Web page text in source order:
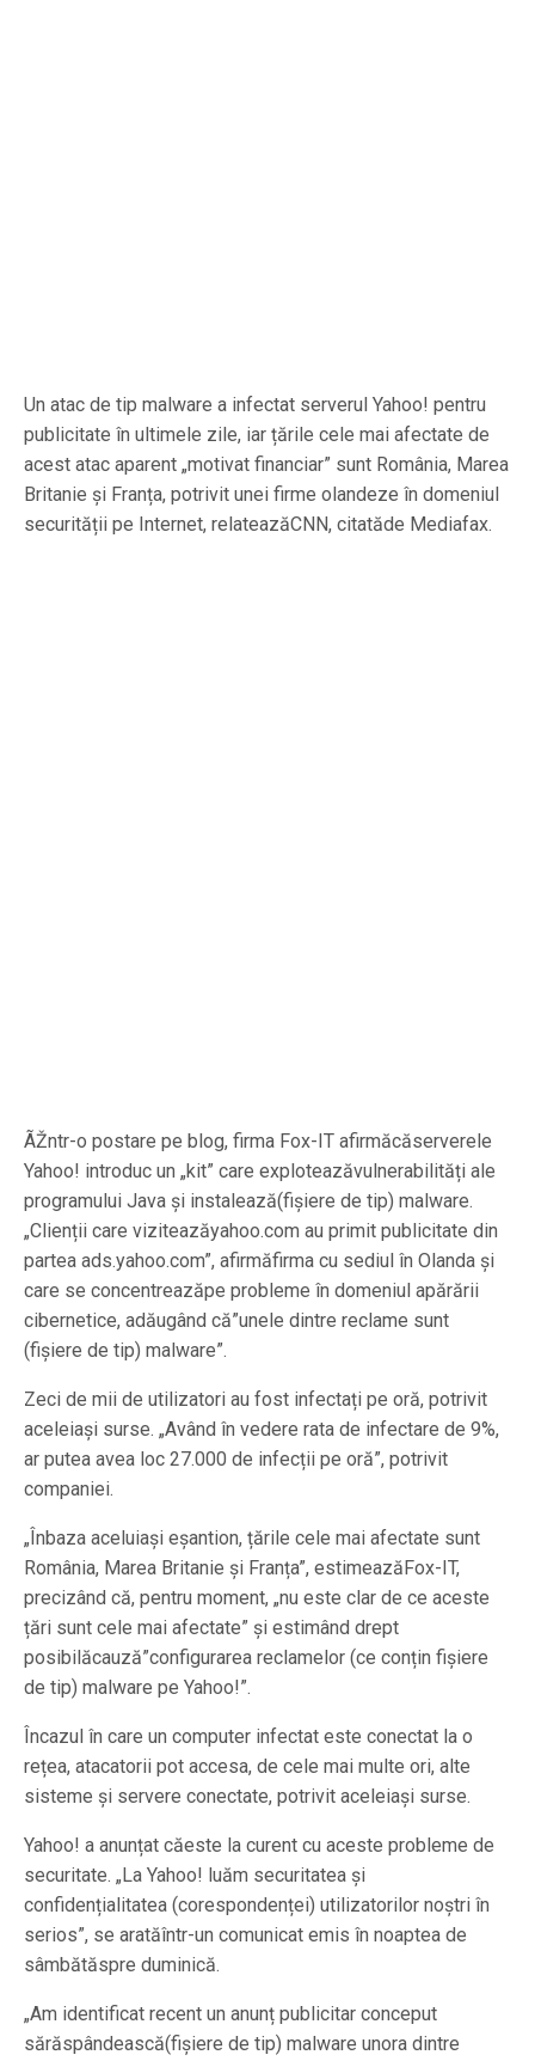
Un atac de tip malware a infectat serverul Yahoo! pentru
publicitate în ultimele zile, iar țările cele mai afectate de
acest atac aparent „motivat financiar” sunt România, Marea
Britanie și Franța, potrivit unei firme olandeze în domeniul
securității pe Internet, relateazăCNN, citatăde Mediafax.
ÃŽntr-o postare pe blog, firma Fox-IT afirmăcăserverele
Yahoo! introduc un „kit” care exploteazăvulnerabilități ale
programului Java și instalează(fișiere de tip) malware.
„Clienții care viziteazăyahoo.com au primit publicitate din
partea ads.yahoo.com”, afirmăfirma cu sediul în Olanda și
care se concentreazăpe probleme în domeniul apărării
cibernetice, adăugând că”unele dintre reclame sunt
(fișiere de tip) malware”.
Zeci de mii de utilizatori au fost infectați pe oră, potrivit
aceleiași surse. „Având în vedere rata de infectare de 9%,
ar putea avea loc 27.000 de infecții pe oră”, potrivit
companiei.
„Înbaza aceluiași eșantion, țările cele mai afectate sunt
România, Marea Britanie și Franța”, estimeazăFox-IT,
precizând că, pentru moment, „nu este clar de ce aceste
țări sunt cele mai afectate” și estimând drept
posibilăcauză”configurarea reclamelor (ce conțin fișiere
de tip) malware pe Yahoo!”.
Încazul în care un computer infectat este conectat la o
rețea, atacatorii pot accesa, de cele mai multe ori, alte
sisteme și servere conectate, potrivit aceleiași surse.
Yahoo! a anunțat căeste la curent cu aceste probleme de
securitate. „La Yahoo! luăm securitatea și
confidențialitatea (corespondenței) utilizatorilor noștri în
serios”, se aratăîntr-un comunicat emis în noaptea de
sâmbătăspre duminică.
„Am identificat recent un anunț publicitar conceput
sărăspândească(fișiere de tip) malware unora dintre